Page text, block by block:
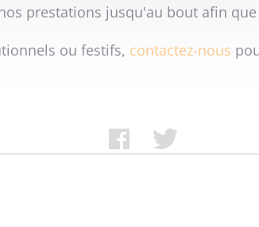
prestations jusqu'au bout afin
ou festifs, contactez-nous